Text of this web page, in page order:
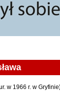
w 1966 r. w